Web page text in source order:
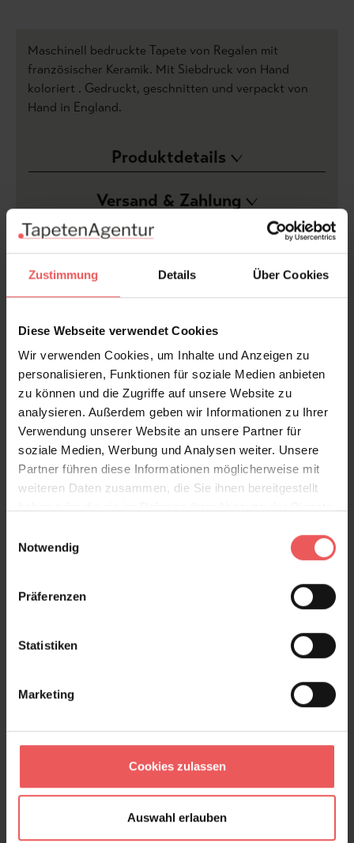
Zustimmung Details Über Cookies
Diese Webseite verwendet Cookies
Wir verwenden Cookies, um Inhalte und Anzeigen zu
personalisieren, Funktionen für soziale Medien anbieten
zu können und die Zugriffe auf unsere Website zu
analysieren. Außerdem geben wir Informationen zu Ihrer
Verwendung unserer Website an unsere Partner für
soziale Medien, Werbung und Analysen weiter. Unsere
Partner führen diese Informationen möglicherweise mit
weiteren Daten zusammen, die Sie ihnen bereitgestellt
Notwendig
Präferenzen
Statistiken
Marketing
Cookies zulassen
Auswahl erlauben
Maschinell bedruckte Tapete von Regalen mit
französischer Keramik. Mit Siebdruck von Hand
koloriert . Gedruckt, geschnitten und verpackt von
Hand in England.
Produktdetails
Versand & Zahlung
Bewertungen
FAQ
Sie haben Fragen zum Produkt?
Frage stellen
+49 (0)221 932 81 82